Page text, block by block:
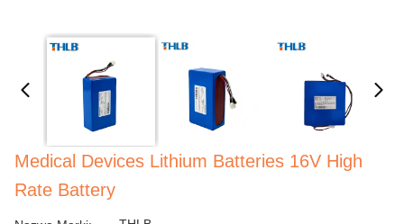
Medical Devices Lithium Batteries 16V High
Rate Battery